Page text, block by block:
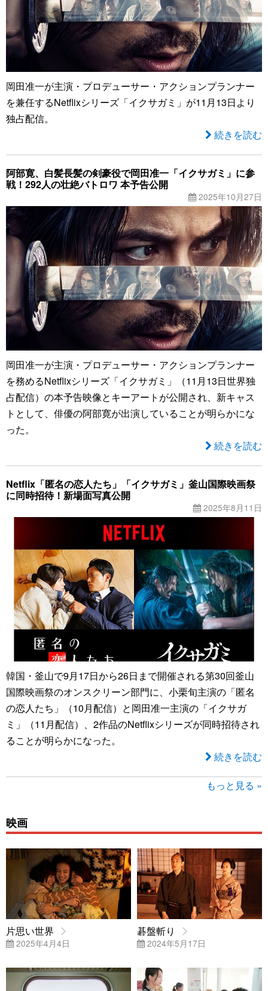
岡田准一が主演・プロデューサー・アクションプランナー
を兼任するNetflixシリーズ「イクサガミ」が11月13日より
独占配信。
続きを読む
阿部寛、白髪長髪の剣豪役で岡田准一「イクサガミ」に参
戦！292人の壮絶バトロワ 本予告公開
2025年10月27日
岡田准一が主演・プロデューサー・アクションプランナー
を務めるNetflixシリーズ「イクサガミ」（11月13日世界独
占配信）の本予告映像とキーアートが公開され、新キャス
トとして、俳優の阿部寛が出演していることが明らかにな
った。
続きを読む
Netflix「匿名の恋人たち」「イクサガミ」釜山国際映画祭
に同時招待！新場面写真公開
2025年8月11日
韓国・釜山で9月17日から26日まで開催される第30回釜山
国際映画祭のオンスクリーン部門に、小栗旬主演の「匿名
の恋人たち」（10月配信）と岡田准一主演の「イクサガ
ミ」（11月配信）、2作品のNetflixシリーズが同時招待され
ることが明らかになった。
続きを読む
もっと見る »
映画
片思い世界
2025年4月4日
碁盤斬り
2024年5月17日